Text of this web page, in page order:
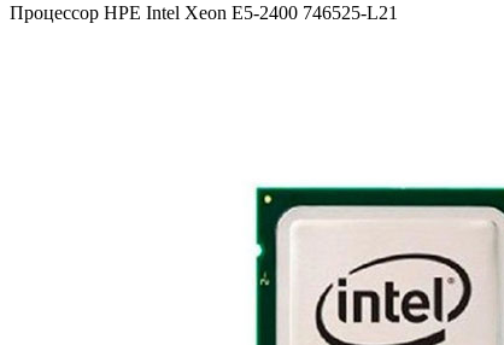
Процессор HPE Intel Xeon E5-2400 746525-L21